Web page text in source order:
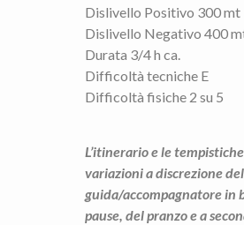
Dislivello Positivo 300 mt
Dislivello Negativo 400
Durata 3/4 h ca.
Difficoltà tecniche E
Difficoltà fisiche 2 su 5
L’itinerario e le
variazioni a discrezione
guida/accompagnatore in
pause, del pranzo e a